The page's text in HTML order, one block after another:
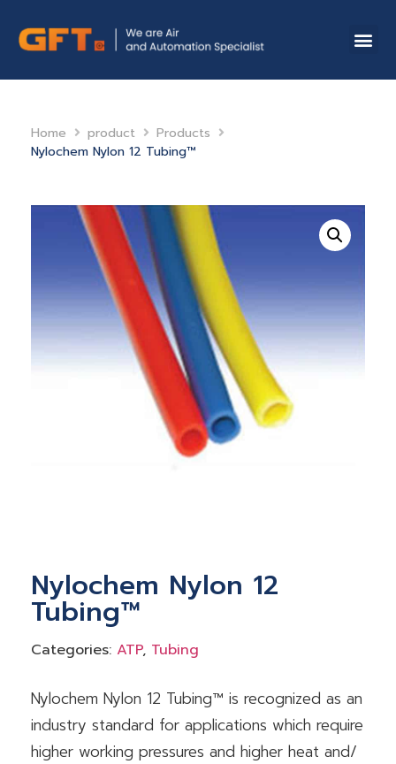
Home product
Products
Nylochem Nylon 12 Tubing™
Nylochem Nylon 12
Tubing™
Categories: ATP, Tubing
Nylochem Nylon 12 Tubing™ is recognized as an
industry standard for applications which require
higher working pressures and higher heat and/